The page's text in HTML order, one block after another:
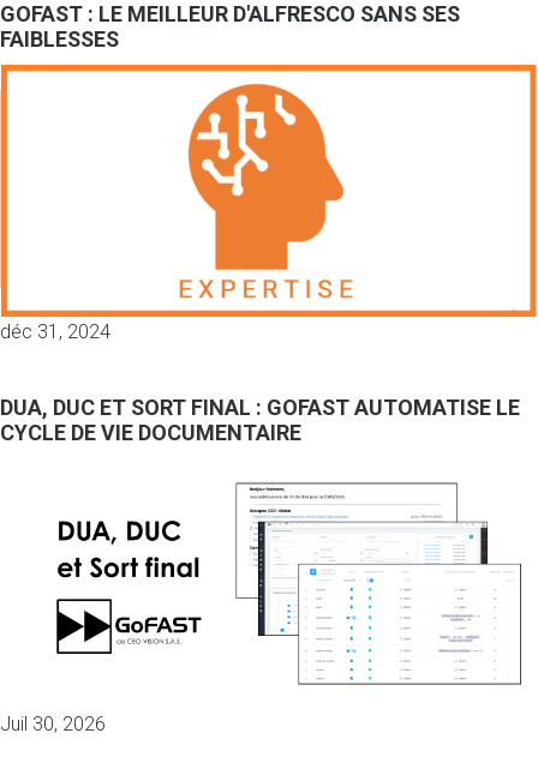
GOFAST : LE MEILLEUR D'ALFRESCO SANS SES
FAIBLESSES
déc 31, 2024
DUA, DUC ET SORT FINAL : GOFAST AUTOMATISE LE
CYCLE DE VIE DOCUMENTAIRE
Juil 30, 2026